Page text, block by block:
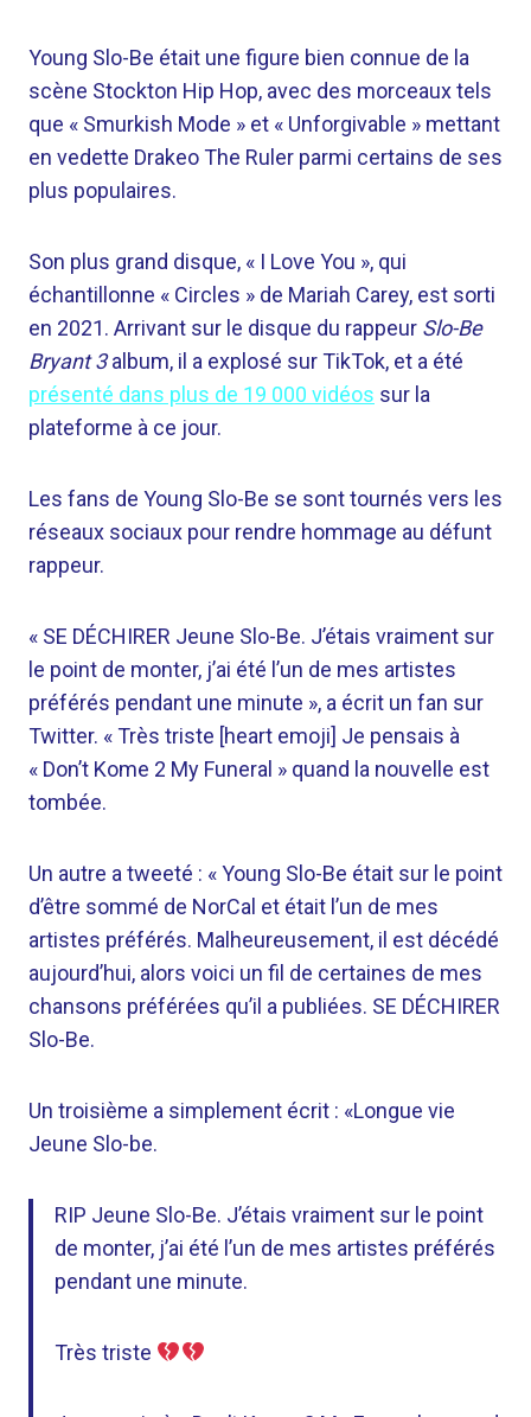
Young Slo-Be était une figure bien connue de la
scène Stockton Hip Hop, avec des morceaux tels
que « Smurkish Mode » et « Unforgivable » mettant
en vedette Drakeo The Ruler parmi certains de ses
plus populaires.
Son plus grand disque, « I Love You », qui
échantillonne « Circles » de Mariah Carey, est sorti
en 2021. Arrivant sur le disque du rappeur Slo-Be
Bryant 3album, il a explosé sur TikTok, et a été
présenté dans plus de 19 000 vidéos sur la
plateforme à ce jour.
Les fans de Young Slo-Be se sont tournés vers les
réseaux sociaux pour rendre hommage au défunt
rappeur.
« SE DÉCHIRER Jeune Slo-Be. J’étais vraiment sur
le point de monter, j’ai été l’un de mes artistes
préférés pendant une minute », a écrit un fan sur
Twitter. « Très triste [heart emoji] Je pensais à
« Don’t Kome 2 My Funeral » quand la nouvelle est
tombée.
Un autre a tweeté : « Young Slo-Be était sur le point
d’être sommé de NorCal et était l’un de mes
artistes préférés. Malheureusement, il est décédé
aujourd’hui, alors voici un fil de certaines de mes
chansons préférées qu’il a publiées. SE DÉCHIRER
Slo-Be.
Un troisième a simplement écrit : «Longue vie
Jeune Slo-be.
RIP Jeune Slo-Be. J’étais vraiment sur le point
de monter, j’ai été l’un de mes artistes préférés
pendant une minute.
Très triste